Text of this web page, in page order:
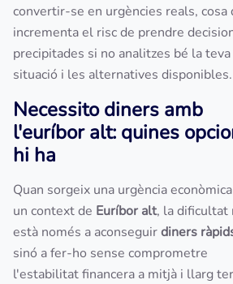
convertir-se en urgències reals, cosa
incrementa el risc de prendre
precipitades si no analitzes bé la teva
situació i les alternatives disponibles.
Necessito diners amb
l'euríbor alt: quines
hi ha
Quan sorgeix una urgència
un context de Euríbor alt, la dificultat
està només a aconseguirdiners
sinó a fer-ho sense comprometre
l'estabilitat financera a mitjà i llarg